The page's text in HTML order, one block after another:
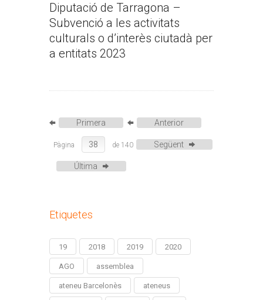
Diputació de Tarragona –
Subvenció a les activitats
culturals o d’interès ciutadà per
a entitats 2023
Primera Anterior
Pàgina de 140 Següent
Última
Etiquetes
19 2018 2019 2020
AGO assemblea
ateneu Barcelonès ateneus